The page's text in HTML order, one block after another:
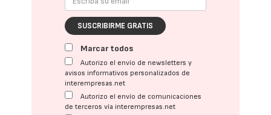
SUSCRIBIRME GRATIS
Marcar todos
Autorizo el envío de newsletters y
avisos informativos personalizados de
interempresas.net
Autorizo el envío de comunicaciones
de terceros vía interempresas.net